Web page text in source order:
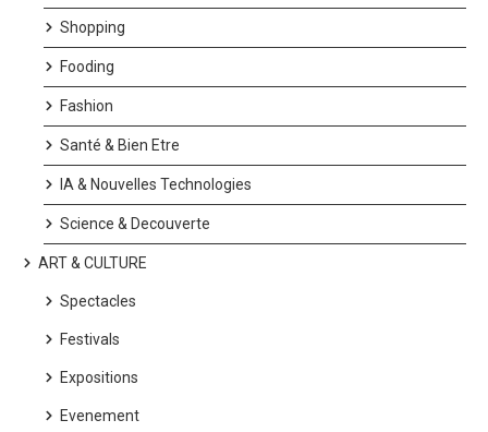
Shopping
Fooding
Fashion
Santé & Bien Etre
IA & Nouvelles Technologies
Science & Decouverte
ART & CULTURE
Spectacles
Festivals
Expositions
Evenement